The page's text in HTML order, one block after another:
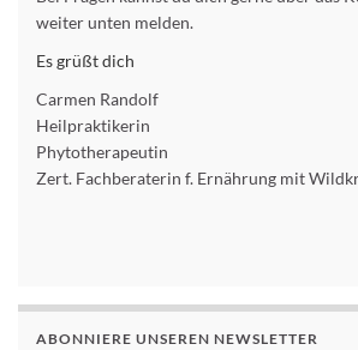
weiter unten melden.
Es grüßt dich
Carmen Randolf
Heilpraktikerin
Phytotherapeutin
Zert. Fachberaterin f. Ernährung mit
ABONNIERE UNSEREN NEWSLETTER